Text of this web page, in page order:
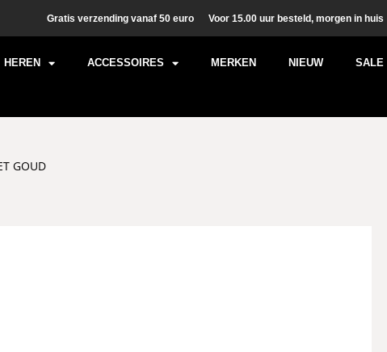
Gratis verzending vanaf 50 euro Voor 15.00 uur besteld, morgen in huis
HEREN ACCESSOIRES MERKEN NIEUW SALE
GOUD